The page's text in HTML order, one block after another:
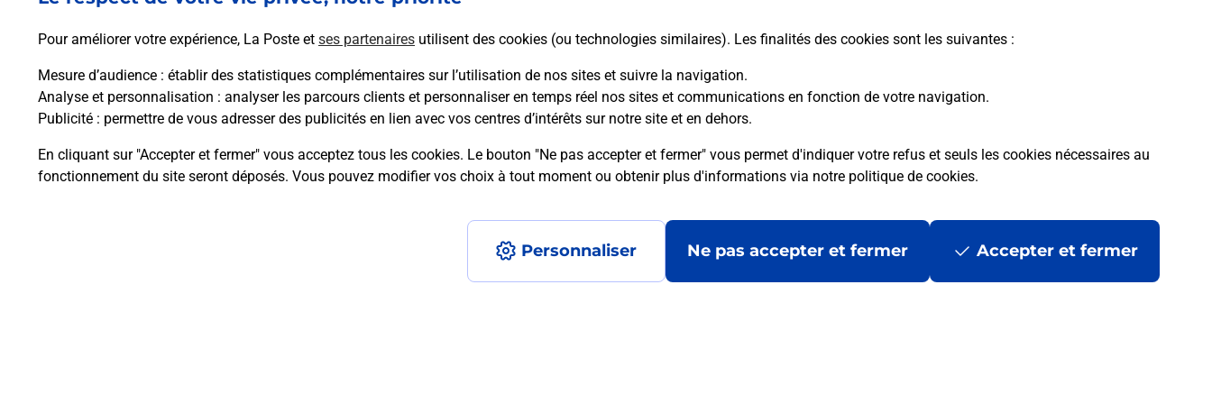
Pour améliorer votre expérience, La Poste et ses partenaires utilisent des cookies (ou technologies similaires). Les finalités des cookies sont les suivantes :
Mesure d’audience : établir des statistiques complémentaires sur l’utilisation de nos sites et suivre la navigation.
Analyse et personnalisation : analyser les parcours clients et personnaliser en temps réel nos sites et communications en fonction de votre navigation.
Publicité : permettre de vous adresser des publicités en lien avec vos centres d’intérêts sur notre site et en dehors.
En cliquant sur "Accepter et fermer" vous acceptez tous les cookies. Le bouton "Ne pas accepter et fermer" vous permet d'indiquer votre refus et seuls les cookies nécessaires au
fonctionnement du site seront déposés. Vous pouvez modifier vos choix à tout moment ou obtenir plus d'informations via notre politique de cookies.
Personnaliser Ne pas accepter et fermer Accepter et fermer
En savoir plus
Questions fréquemment posées
Comment retourner un colis acheté en ligne depuis votre boîte aux lettres ?